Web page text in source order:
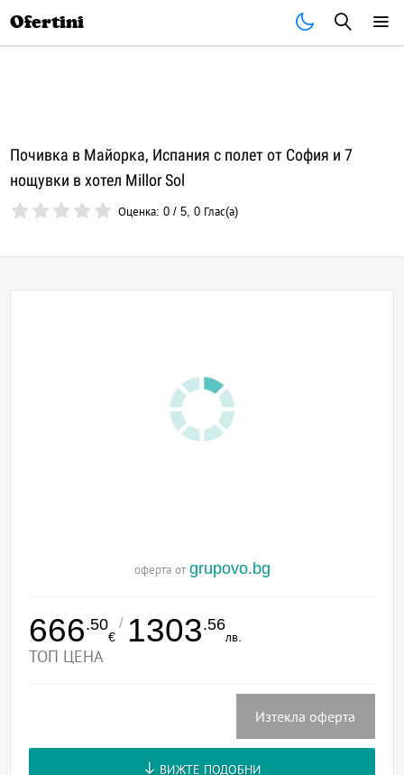
Ofertini
Почивка в Майорка, Испания с полет от София и 7
нощувки в хотел Millor Sol
Оценка:0 /5,0 Глас(а)
оферта от grupovo.bg
666.50
€
/ 1303.56
лв.
ТОП ЦЕНА
Изтекла оферта
ВИЖТЕ ПОДОБНИ